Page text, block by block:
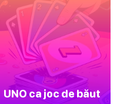
UNO ca joc de băut